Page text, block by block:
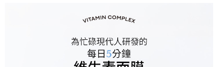
時審查核予不同之上限額度；若仍有額度不足之情形，本公司將視審查結果
恩沛科技股份有限公司將有權停止該用戶之使用額度並採取法律行動。
付款後寶雅門市自取(由倉庫統一出貨)